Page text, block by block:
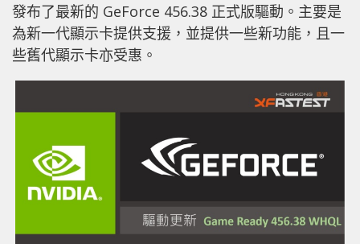
發布了最新的 GeForce 456.38 正式版驅動。主要是
為新一代顯示卡提供支援，並提供一些新功能，且一
些舊代顯示卡亦受惠。